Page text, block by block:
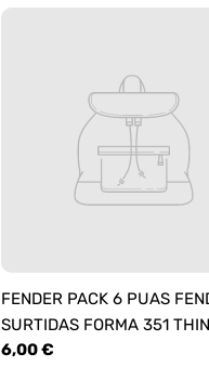
FENDER PACK 6 PUAS
SURTIDAS FORMA 351 THIN
Precio
6,00 €